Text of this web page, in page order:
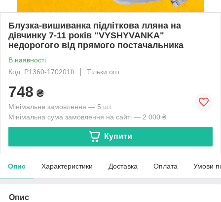
Блузка-вишиванка підліткова лляна на
дівчинку 7-11 років "VYSHYVANKA"
недорогого від прямого постачальника
В наявності
Код: P1360-170201ft
Тільки опт
748 ₴
Мінімальне замовлення — 5 шт.
Мінімальна сума замовлення на сайті — 2 000 ₴
Купити
Опис Характеристики Доставка Оплата Умови
Опис